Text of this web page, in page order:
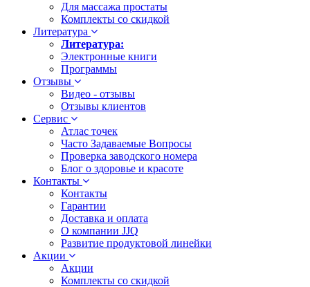
Для массажа простаты
Комплекты со скидкой
Литература
Литература:
Электронные книги
Программы
Отзывы
Видео - отзывы
Отзывы клиентов
Сервис
Атлас точек
Часто Задаваемые Вопросы
Проверка заводского номера
Блог о здоровье и красоте
Контакты
Контакты
Гарантии
Доставка и оплата
О компании JJQ
Развитие продуктовой линейки
Акции
Акции
Комплекты со скидкой